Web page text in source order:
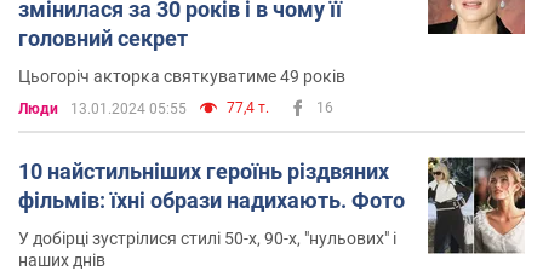
змінилася за 30 років і в чому її
головний секрет
Цьогоріч акторка святкуватиме 49 років
Люди 13.01.2024 05:55 77,4 т. 16
10 найстильніших героїнь різдвяних
фільмів: їхні образи надихають. Фото
У добірці зустрілися стилі 50-х, 90-х, "нульових" і
наших днів